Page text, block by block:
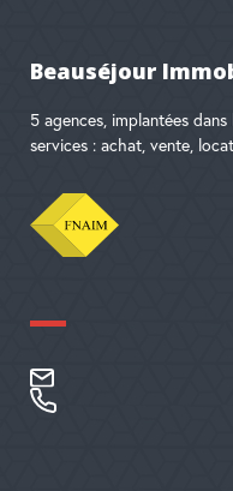
Beauséjour
5 agences, implantées
services : achat, vente,